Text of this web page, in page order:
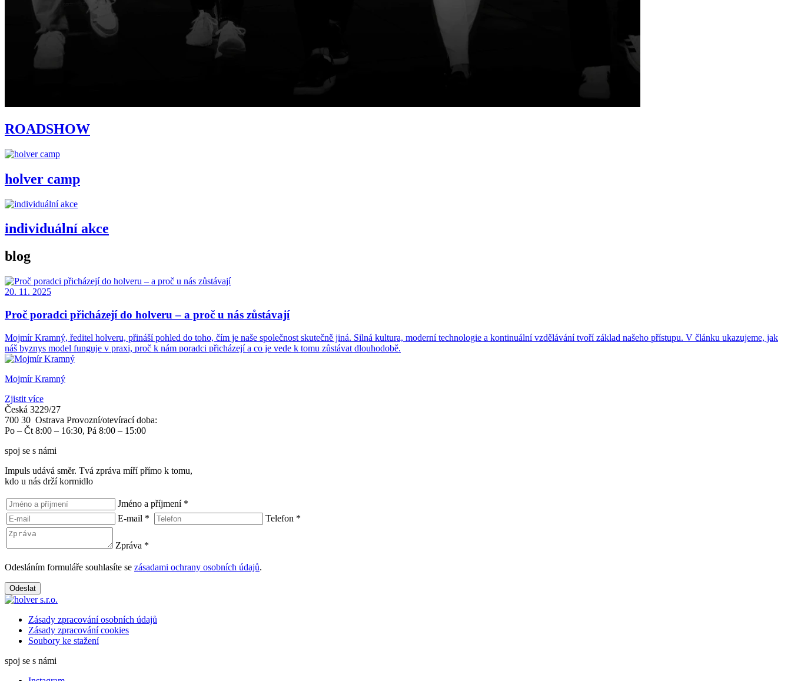
ROADSHOW
holver camp
individuální akce
blog
20. 11. 2025
Proč poradci přicházejí do holveru – a proč u nás zůstávají
Mojmír Kramný, ředitel holveru, přináší pohled do toho, čím je naše společnost skutečně jiná. Silná kultura, moderní technologie a kontinuální vzdělávání tvoří základ našeho přístupu. V článku ukazujeme, jak
náš byznys model funguje v praxi, proč k nám poradci přicházejí a co je vede k tomu zůstávat dlouhodobě.
Mojmír Kramný
Zjistit více
Česká 3229/27
700 30 Ostrava Provozní/otevírací doba:
Po – Čt 8:00 – 16:30, Pá 8:00 – 15:00
spoj se s námi
Impuls udává směr. Tvá zpráva míří přímo k tomu,
kdo u nás drží kormidlo
Jméno a příjmení *
E-mail * Telefon *
Zpráva *
Odesláním formuláře souhlasíte se zásadami ochrany osobních údajů.
Odeslat
Zásady zpracování osobních údajů
Zásady zpracování cookies
Soubory ke stažení
spoj se s námi